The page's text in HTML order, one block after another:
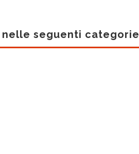
nelle seguenti categorie